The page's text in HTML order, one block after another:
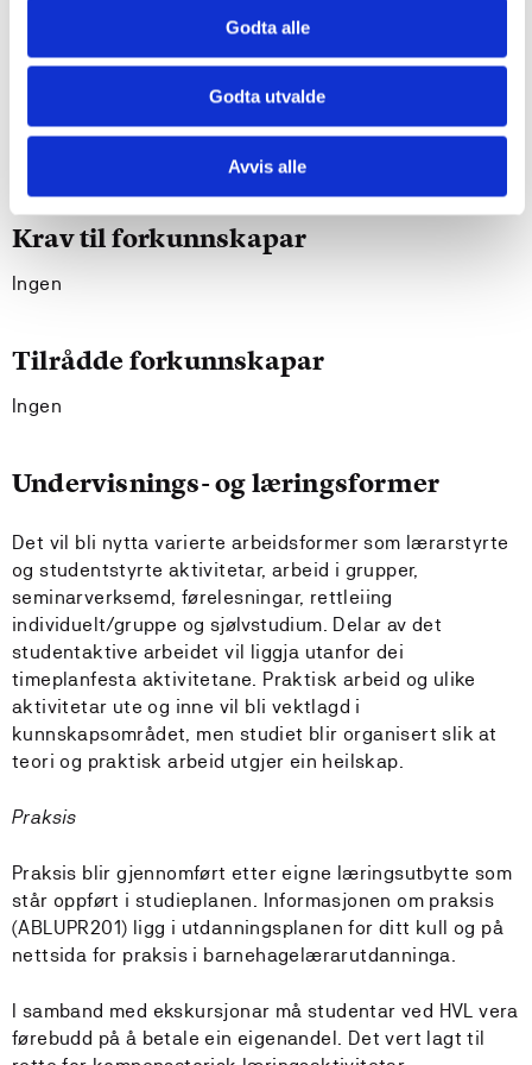
Godta alle
Godta utvalde
Avvis alle
meistrar norsk språk på ein kvalifisert måte i
profesjonssamanheng
kan delta i faglege diskusjonar innanfor utdanningas
ulike fagområder og dele sine kunnskapar og
Krav til forkunnskapar
Ingen
Tilrådde forkunnskapar
Ingen
Undervisnings- og læringsformer
Det vil bli nytta varierte arbeidsformer som lærarstyrte
og studentstyrte aktivitetar, arbeid i grupper,
seminarverksemd, førelesningar, rettleiing
individuelt/gruppe og sjølvstudium. Delar av det
studentaktive arbeidet vil liggja utanfor dei
timeplanfesta aktivitetane. Praktisk arbeid og ulike
aktivitetar ute og inne vil bli vektlagd i
kunnskapsområdet, men studiet blir organisert slik at
teori og praktisk arbeid utgjer ein heilskap.
Praksis
Praksis blir gjennomført etter eigne læringsutbytte som
står oppført i studieplanen. Informasjonen om praksis
(ABLUPR201) ligg i utdanningsplanen for ditt kull og på
nettsida for praksis i barnehagelærarutdanninga.
I samband med ekskursjonar må studentar ved HVL vera
førebudd på å betale ein eigenandel. Det vert lagt til